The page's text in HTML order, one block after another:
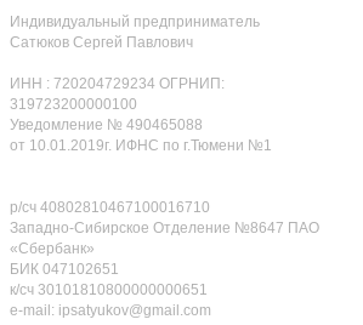
Индивидуальный предприниматель
Сатюков Сергей Павлович
ИНН : 720204729234 ОГРНИП:
319723200000100
Уведомление № 490465088
от 10.01.2019г. ИФНС по г.Тюмени №1
р/сч 40802810467100016710
Западно-Сибирское Отделение №8647 ПАО
«Сбербанк»
БИК 047102651
к/сч 30101810800000000651
e-mail: ipsatyukov@gmail.com